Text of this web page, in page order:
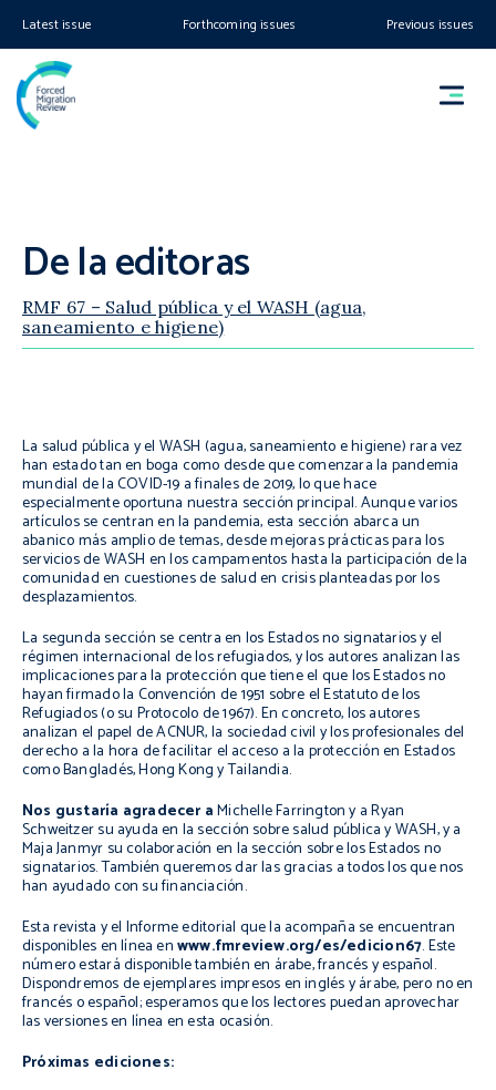
Latest issue Forthcoming issues Previous issues
De la editoras
RMF 67 – Salud pública y el WASH (agua,
saneamiento e higiene)
La salud pública y el WASH (agua, saneamiento e higiene) rara vez
han estado tan en boga como desde que comenzara la pandemia
mundial de la COVID-19 a finales de 2019, lo que hace
especialmente oportuna nuestra sección principal. Aunque varios
artículos se centran en la pandemia, esta sección abarca un
abanico más amplio de temas, desde mejoras prácticas para los
servicios de WASH en los campamentos hasta la participación de la
comunidad en cuestiones de salud en crisis planteadas por los
desplazamientos.
La segunda sección se centra en los Estados no signatarios y el
régimen internacional de los refugiados, y los autores analizan las
implicaciones para la protección que tiene el que los Estados no
hayan firmado la Convención de 1951 sobre el Estatuto de los
Refugiados (o su Protocolo de 1967). En concreto, los autores
analizan el papel de ACNUR, la sociedad civil y los profesionales del
derecho a la hora de facilitar el acceso a la protección en Estados
como Bangladés, Hong Kong y Tailandia.
Nos gustaría agradecer aMichelle Farrington y a Ryan
Schweitzer su ayuda en la sección sobre salud pública y WASH, y a
Maja Janmyr su colaboración en la sección sobre los Estados no
signatarios. También queremos dar las gracias a todos los que nos
han ayudado con su financiación.
Esta revista y el Informe editorial que la acompaña se encuentran
disponibles en línea enwww.fmreview.org/es/edicion67. Este
número estará disponible también en árabe, francés y español.
Dispondremos de ejemplares impresos en inglés y árabe, pero no en
francés o español; esperamos que los lectores puedan aprovechar
las versiones en línea en esta ocasión.
Próximas ediciones: